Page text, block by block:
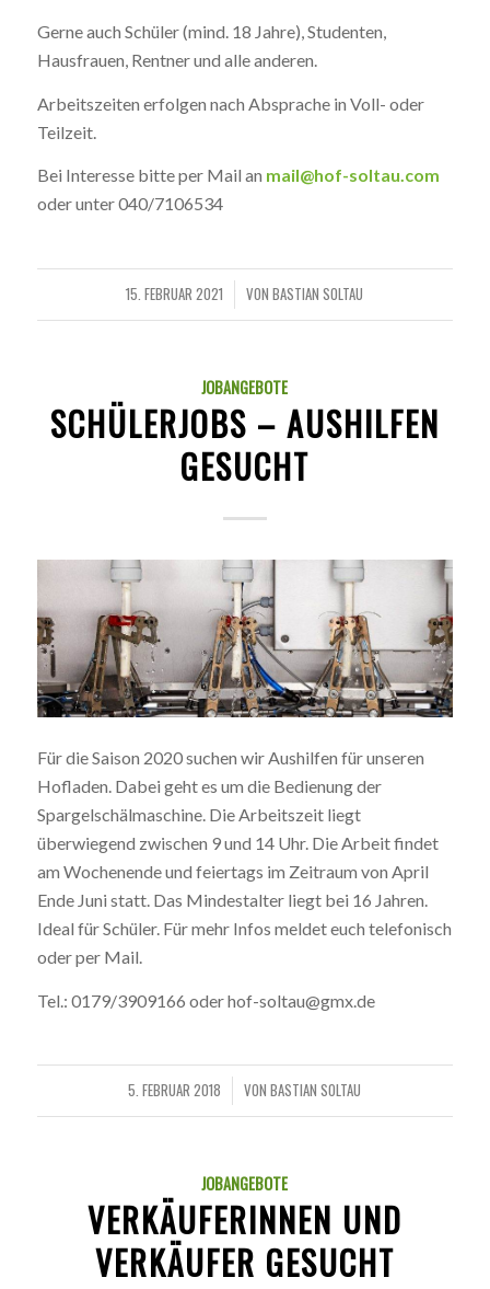
Gerne auch Schüler (mind. 18 Jahre), Studenten,
Hausfrauen, Rentner und alle anderen.
Arbeitszeiten erfolgen nach Absprache in Voll- oder
Teilzeit.
Bei Interesse bitte per Mail an mail@hof-soltau.com
oder unter 040/7106534
15. FEBRUAR 2021
/ VONBASTIAN SOLTAU
JOBANGEBOTE
SCHÜLERJOBS – AUSHILFEN
GESUCHT
Für die Saison 2020 suchen wir Aushilfen für unseren
Hofladen. Dabei geht es um die Bedienung der
Spargelschälmaschine. Die Arbeitszeit liegt
überwiegend zwischen 9 und 14 Uhr. Die Arbeit findet
am Wochenende und feiertags im Zeitraum von April
Ende Juni statt. Das Mindestalter liegt bei 16 Jahren.
Ideal für Schüler. Für mehr Infos meldet euch telefonisch
oder per Mail.
Tel.: 0179/3909166 oder hof-soltau@gmx.de
5. FEBRUAR 2018
/ VONBASTIAN SOLTAU
JOBANGEBOTE
VERKÄUFERINNEN UND
VERKÄUFER GESUCHT